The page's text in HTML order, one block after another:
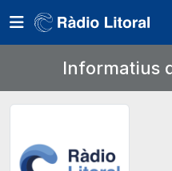
Informatius